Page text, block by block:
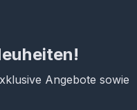
Angebote sowie